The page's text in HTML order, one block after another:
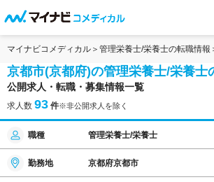
マイナビコメディカル 管理栄養士/栄養士の転職情報
京都市(京都府)の管理栄養士/栄養士
公開求人・転職・募集情報一覧
求人数 93 件※非公開求人を除く
職種 管理栄養士/栄養士
勤務地 京都府京都市